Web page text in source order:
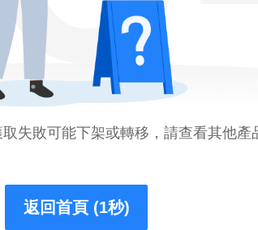
失敗可能下架或轉移，請查看其他產
返回首頁 (1秒)